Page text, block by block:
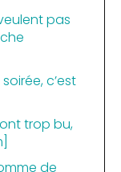
pas
c’est
trop bu,
de